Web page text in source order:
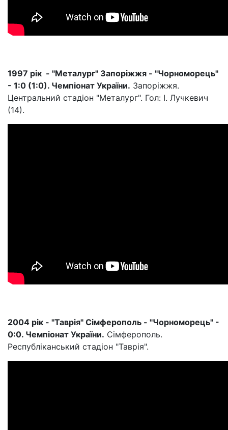
1997 рік - "Металург" Запоріжжя - "Чорноморець"
- 1:0 (1:0). Чемпіонат України. Запоріжжя.
Центральний стадіон "Металург". Гол: І. Лучкевич
(14).
2004 рік - "Таврія" Сімферополь - "Чорноморець" -
0:0. Чемпіонат України. Сімферополь.
Республіканський стадіон "Таврія".